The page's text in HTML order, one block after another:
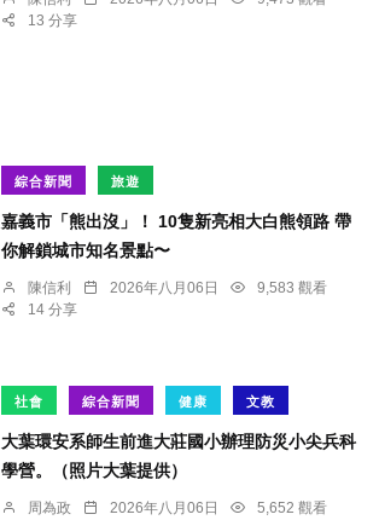
13 分享
綜合新聞 旅遊
嘉義市「熊出沒」！ 10隻新亮相大白熊領路 帶
你解鎖城市知名景點〜
陳信利 2026年八月06日
9,583 觀看
14 分享
社會 綜合新聞 健康 文教
大葉環安系師生前進大莊國小辦理防災小尖兵科
學營。（照片大葉提供）
周為政 2026年八月06日
5,652 觀看